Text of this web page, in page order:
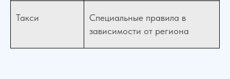
Такси
Специальные правила в
зависимости от региона